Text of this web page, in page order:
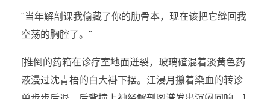
"当年解剖课我偷藏了你的肋骨本，现在该把它缝回我
空荡的胸腔了。"
[推倒的药箱在诊疗室地面迸裂，玻璃碴混着淡黄色药
液漫过沈青梧的白大褂下摆。江浸月攥着染血的转诊